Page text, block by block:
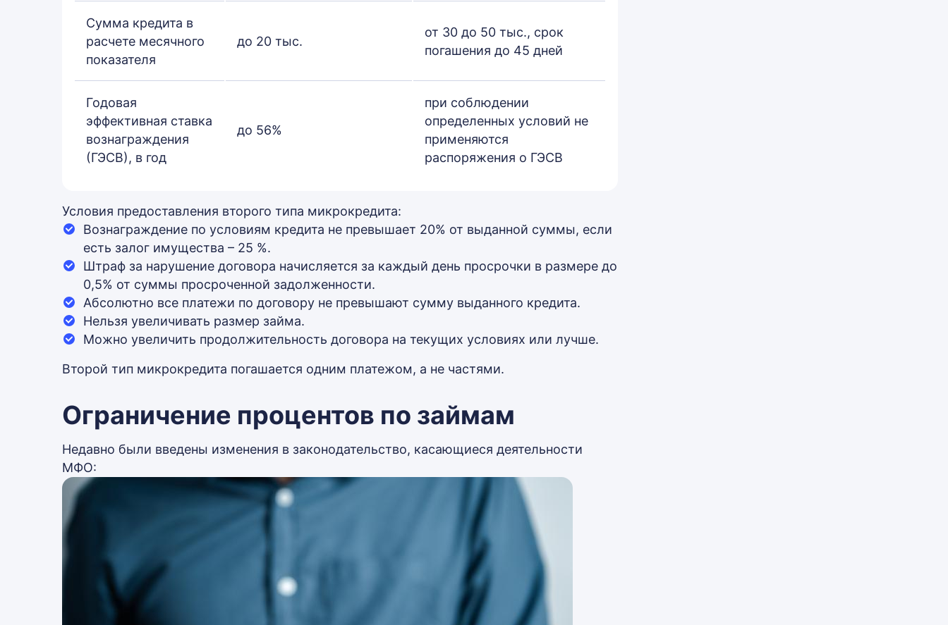
Сумма кредита в
расчете месячного
показателя
до 20 тыс.
от 30 до 50 тыс., срок
погашения до 45 дней
Годовая
эффективная ставка
вознаграждения
(ГЭСВ), в год
до 56%
при соблюдении
определенных условий не
применяются
распоряжения о ГЭСВ
Условия предоставления второго типа микрокредита:
Вознаграждение по условиям кредита не превышает 20% от выданной суммы, если
есть залог имущества – 25 %.
Штраф за нарушение договора начисляется за каждый день просрочки в размере до
0,5% от суммы просроченной задолженности.
Абсолютно все платежи по договору не превышают сумму выданного кредита.
Нельзя увеличивать размер займа.
Можно увеличить продолжительность договора на текущих условиях или лучше.
Второй тип микрокредита погашается одним платежом, а не частями.
Ограничение процентов по займам
Недавно были введены изменения в законодательство, касающиеся деятельности
МФО: